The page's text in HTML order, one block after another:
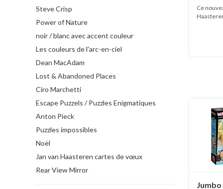
Steve Crisp
Power of Nature
noir / blanc avec accent couleur
Les couleurs de l'arc-en-ciel
Dean MacAdam
Lost & Abandoned Places
Ciro Marchetti
Escape Puzzels / Puzzles Enigmatiques
Anton Pieck
Puzzles impossibles
Noël
Jan van Haasteren cartes de vœux
Rear View Mirror
Ce
Jumbo